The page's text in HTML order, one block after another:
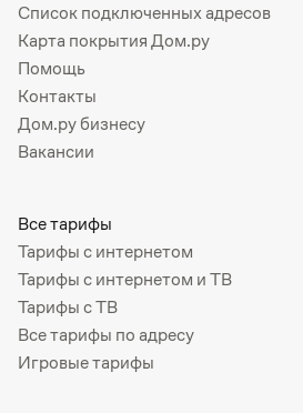
Список подключенных адресов
Карта покрытия Дом.ру
Помощь
Контакты
Дом.ру бизнесу
Вакансии
Все тарифы
Тарифы с интернетом
Тарифы с интернетом и ТВ
Тарифы с ТВ
Все тарифы по адресу
Игровые тарифы